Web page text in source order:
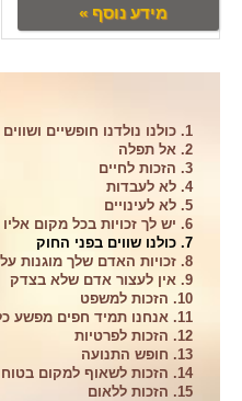
מידע נוסף »
1. כולנו נולדנו חופשיים ושווים
2. אל תפלה
3. הזכות לחיים
4. לא לעבדות
5. לא לעינויים
6. יש לך זכויות בכל מקום אליו תלך
7. כולנו שווים בפני החוק
8. זכויות האדם שלך מוגנות על פי חוק
9. אין לעצור אדם שלא בצדק
10. הזכות למשפט
11. אנחנו תמיד חפים מפשע כל עוד לא הוכחה אשמתנו
12. הזכות לפרטיות
13. חופש התנועה
14. הזכות לשאוף למקום בטוח לחיות בו
15. הזכות ללאום